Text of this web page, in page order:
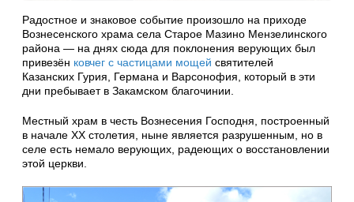
Радостное и знаковое событие произошло на приходе
Вознесенского храма села Старое Мазино Мензелинского
района — на днях сюда для поклонения верующих был
привезён ковчег с частицами мощей святителей
Казанских Гурия, Германа и Варсонофия, который в эти
дни пребывает в Закамском благочинии.
Местный храм в честь Вознесения Господня, построенный
в начале XX столетия, ныне является разрушенным, но в
селе есть немало верующих, радеющих о восстановлении
этой церкви.